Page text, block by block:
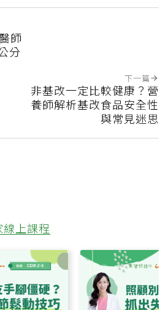
師
分
下一篇
非基改一定比較健康？營
養師解析基改食品安全性
與常見迷思
上課程